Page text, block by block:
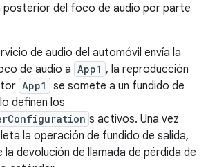
posterior del foco de audio por parte
de audio del automóvil envía la
de audio a App1 , la reproducción
App1
se somete a un fundido de
definen los
s activos. Una vez
la operación de fundido de salida,
la devolución de llamada de pérdida de